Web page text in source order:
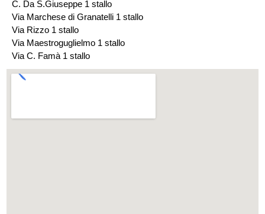
C. Da S.Giuseppe 1 stallo
Via Marchese di Granatelli 1 stallo
Via Rizzo 1 stallo
Via Maestroguglielmo 1 stallo
Via C. Famà 1 stallo